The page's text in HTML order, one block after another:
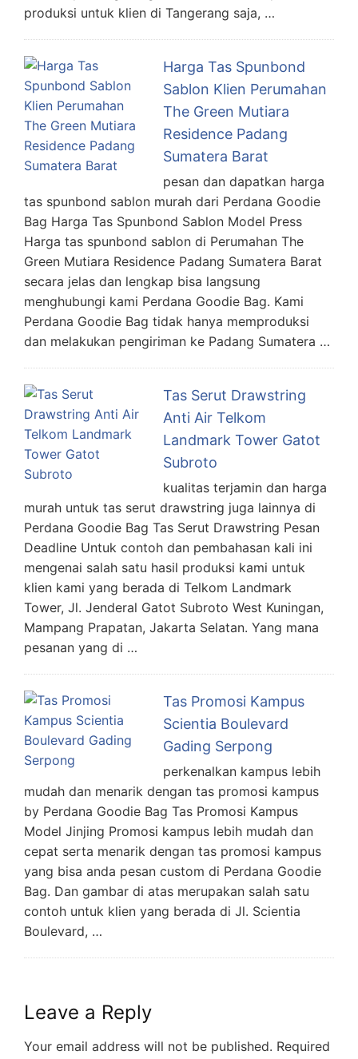
produksi untuk klien di Tangerang saja, …
Harga Tas Spunbond
Sablon Klien Perumahan
The Green Mutiara
Residence Padang
Sumatera Barat
pesan dan dapatkan harga
tas spunbond sablon murah dari Perdana Goodie
Bag Harga Tas Spunbond Sablon Model Press
Harga tas spunbond sablon di Perumahan The
Green Mutiara Residence Padang Sumatera Barat
secara jelas dan lengkap bisa langsung
menghubungi kami Perdana Goodie Bag. Kami
Perdana Goodie Bag tidak hanya memproduksi
dan melakukan pengiriman ke Padang Sumatera …
Tas Serut Drawstring
Anti Air Telkom
Landmark Tower Gatot
Subroto
kualitas terjamin dan harga
murah untuk tas serut drawstring juga lainnya di
Perdana Goodie Bag Tas Serut Drawstring Pesan
Deadline Untuk contoh dan pembahasan kali ini
mengenai salah satu hasil produksi kami untuk
klien kami yang berada di Telkom Landmark
Tower, Jl. Jenderal Gatot Subroto West Kuningan,
Mampang Prapatan, Jakarta Selatan. Yang mana
pesanan yang di …
Tas Promosi Kampus
Scientia Boulevard
Gading Serpong
perkenalkan kampus lebih
mudah dan menarik dengan tas promosi kampus
by Perdana Goodie Bag Tas Promosi Kampus
Model Jinjing Promosi kampus lebih mudah dan
cepat serta menarik dengan tas promosi kampus
yang bisa anda pesan custom di Perdana Goodie
Bag. Dan gambar di atas merupakan salah satu
contoh untuk klien yang berada di Jl. Scientia
Boulevard, …
Leave a Reply
Your email address will not be published. Required